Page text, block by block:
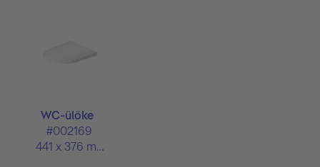
WC-ülőke
#002169
441 x 376 mm